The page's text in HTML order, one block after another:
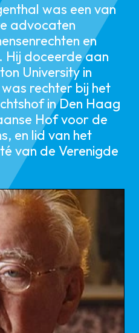
was een van
advocaten
en
Hij doceerde aan
University in
rechter bij het
in Den Haag
Hof voor de
en lid van het
van de Verenigde